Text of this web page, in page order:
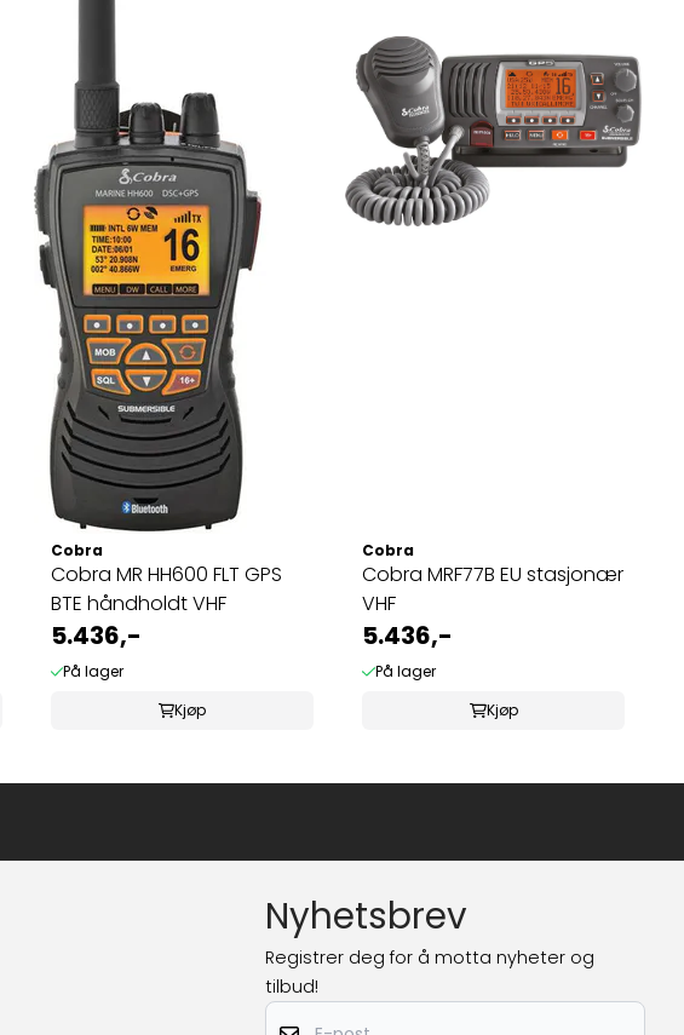
Cobra
Cobra MR HH600 FLT GPS
BTE håndholdt VHF
5.436,-
På lager
Kjøp
Cobra
Cobra MRF77B EU stasjonær
VHF
5.436,-
På lager
Kjøp
Nyhetsbrev
Registrer deg for å motta nyheter og
tilbud!
E-post